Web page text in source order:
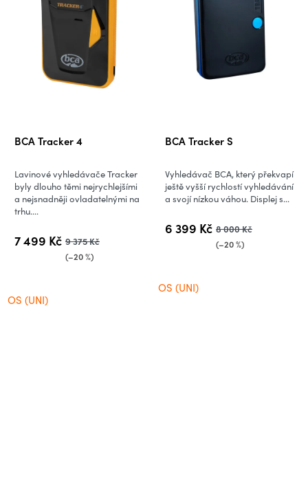
BCA Tracker 4
7 499 Kč 9 375 Kč
(–20 %)
Lavinové vyhledávače Tracker
byly dlouho těmi nejrychlejšími
a nejsnadněji ovladatelnými na
trhu....
OS (UNI)
BCA Tracker S
6 399 Kč 8 000 Kč
(–20 %)
Vyhledávač BCA, který překvapí
ještě vyšší rychlostí vyhledávání
a svojí nízkou váhou. Displej s...
OS (UNI)